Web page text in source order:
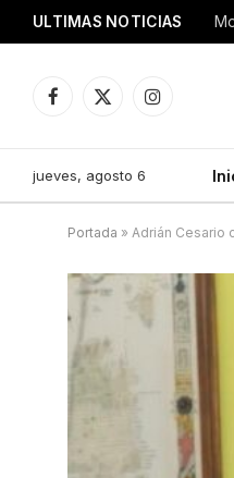
ULTIMAS NOTICIAS
Facebook
X
Instagram
jueves, agosto 6
Portada » Adrián Cesario